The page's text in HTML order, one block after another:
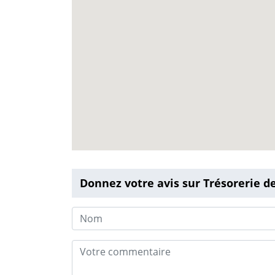
Donnez votre avis sur Trésorerie